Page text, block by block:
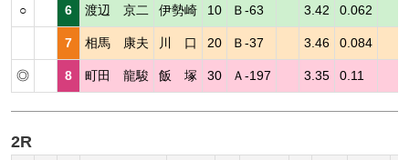
○ 6 渡辺 京二 伊勢崎 10 Ｂ-63 3.42 0.062
7 相馬 康夫 川 口 20 Ｂ-37 3.46 0.084
◎ 8 町田 龍駿 飯 塚 30 Ａ-197 3.35 0.11
2R